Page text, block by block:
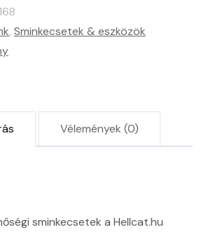
, Sminkecsetek & eszközök
Vélemények (0)
sminkecsetek a Hellcat.hu